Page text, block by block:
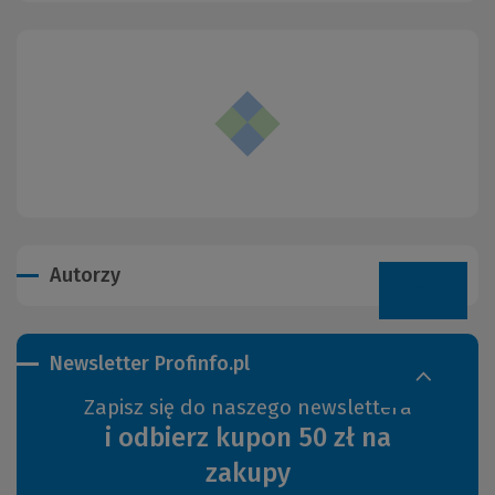
Autorzy
Newsletter Profinfo.pl
Zapisz się do naszego newslettera
i odbierz kupon 50 zł na
zakupy